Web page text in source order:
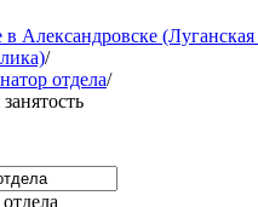
в Александровске
/
отдела/